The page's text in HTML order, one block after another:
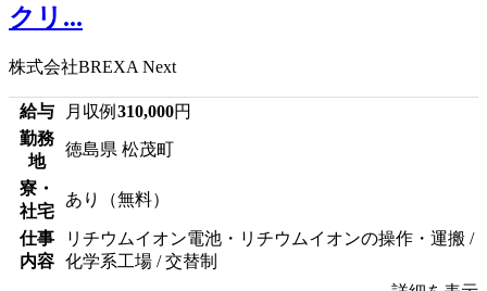
クリ...
株式会社BREXA Next
給与 月収例 310,000円
勤務
地
徳島県 松茂町
寮・
社宅
あり（無料）
仕事
内容
リチウムイオン電池・リチウムイオンの操作・運搬 /
化学系工場 / 交替制